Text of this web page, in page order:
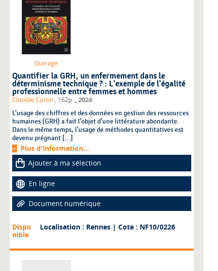
Ouvrage
Quantifier la GRH, un enfermement dans le
déterminisme technique ? : L'exemple de l'égalité
professionnelle entre femmes et hommes
Clotilde Coron , 162p. , 2024
L’usage des chiffres et des données en gestion des ressources
humaines (GRH) a fait l’objet d’une littérature abondante.
Dans le même temps, l’usage de méthodes quantitatives est
devenu prégnant [...]
Plus d'information...
Ajouter à ma sélection
En ligne
Document numérique
Dispo
nible
Localisation : Rennes | Cote : NF10/0226